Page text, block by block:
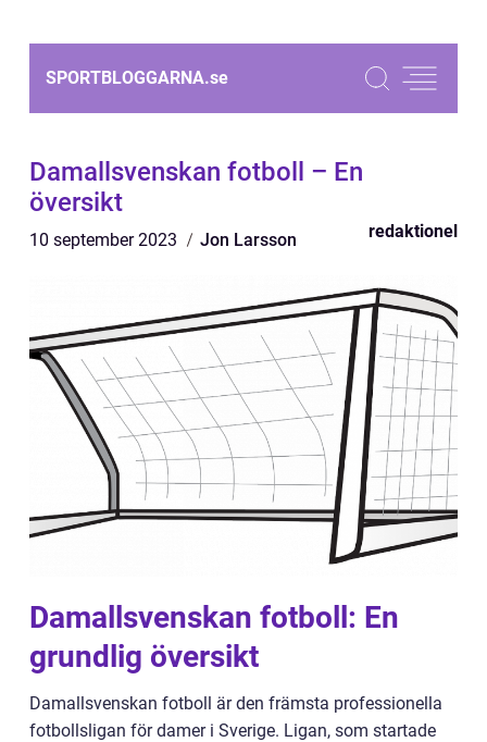
SPORTBLOGGARNA.se
Damallsvenskan fotboll – En
översikt
10 september 2023 Jon Larsson redaktionel
Damallsvenskan fotboll: En
grundlig översikt
Damallsvenskan fotboll är den främsta professionella
fotbollsligan för damer i Sverige. Ligan, som startade